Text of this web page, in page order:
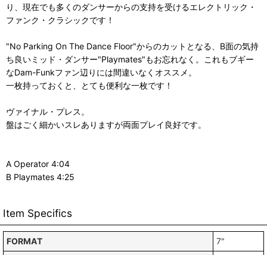
り、現在でも多くのダンサーからの支持を受けるエレクトリック・
ファンク・クラシックです！
"No Parking On The Dance Floor"からのカットとなる、B面の気持
ち良いミッド・ダンサー"Playmates"もお忘れなく。これもブギー
なDam-Funkファン辺りには間違いなくオススメ。
一枚持っておくと、とても便利な一枚です！
ヴァイナル・プレス。
盤はごく細かいスレありますが両面プレイ良好です。
A Operator 4:04
B Playmates 4:25
Item Specifics
FORMAT
7"